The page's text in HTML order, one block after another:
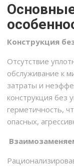
Конструкция
Отсутствие
обслуживание к
затраты и
конструкция без
герметичность,
опасных,